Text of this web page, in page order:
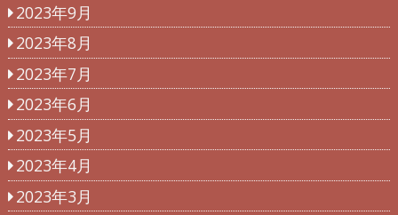
2023年9月
2023年8月
2023年7月
2023年6月
2023年5月
2023年4月
2023年3月